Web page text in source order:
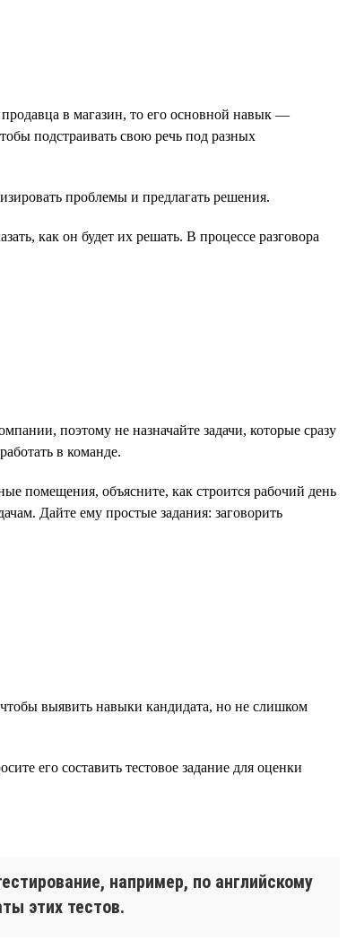
в магазин, то его основной навык —
подстраивать свою речь под разных
проблемы и предлагать решения.
как он будет их решать. В процессе разговора
поэтому не назначайте задачи, которые сразу
в команде.
помещения, объясните, как строится рабочий день
Дайте ему простые задания: заговорить
чтобы выявить навыки кандидата, но не слишком
его составить тестовое задание для оценки
например, по английскому
этих тестов.